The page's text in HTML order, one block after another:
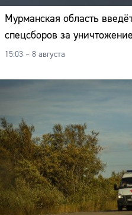
Мурманская область
спецсборов за
15:03 – 8 августа